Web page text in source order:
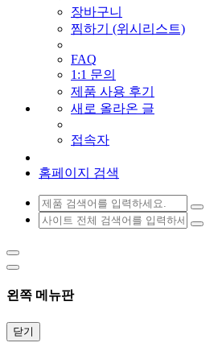
장바구니
찜하기 (위시리스트)
FAQ
1:1 문의
제품 사용 후기
새로 올라온 글
접속자
홈페이지 검색
왼쪽 메뉴판
닫기